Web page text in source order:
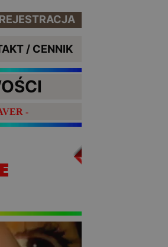
REJESTRACJA
/ CENNIK
-